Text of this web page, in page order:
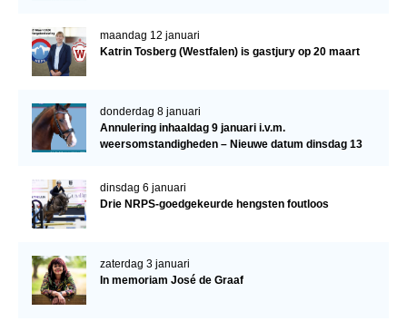
maandag 12 januari
Katrin Tosberg (Westfalen) is gastjury op 20 maart
donderdag 8 januari
Annulering inhaaldag 9 januari i.v.m.
weersomstandigheden – Nieuwe datum dinsdag 13
dinsdag 6 januari
Drie NRPS-goedgekeurde hengsten foutloos
zaterdag 3 januari
In memoriam José de Graaf